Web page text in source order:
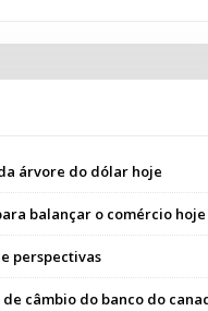
árvore do dólar hoje
balançar o comércio hoje
perspectivas
câmbio do banco do